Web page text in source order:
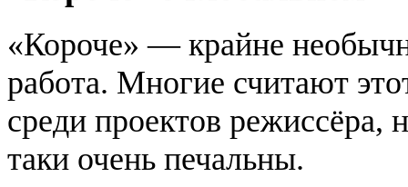
«Короче» — крайне
работа. Многие считают
среди проектов
таки очень печальны.